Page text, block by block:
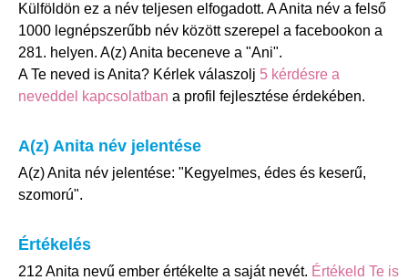
Külföldön ez a név teljesen elfogadott. A Anita név a felső
1000 legnépszerűbb név között szerepel a facebookon a
281. helyen. A(z) Anita beceneve a "Ani".
A Te neved is Anita? Kérlek válaszolj 5 kérdésre a
neveddel kapcsolatban a profil fejlesztése érdekében.
A(z) Anita név jelentése
A(z) Anita név jelentése: "Kegyelmes, édes és keserű,
szomorú".
Értékelés
212 Anita nevű ember értékelte a saját nevét. Értékeld Te is